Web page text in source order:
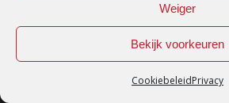
Weiger
Bekijk voorkeuren
CookiebeleidPrivacy
Loredana © Made with love byDirtyHippos